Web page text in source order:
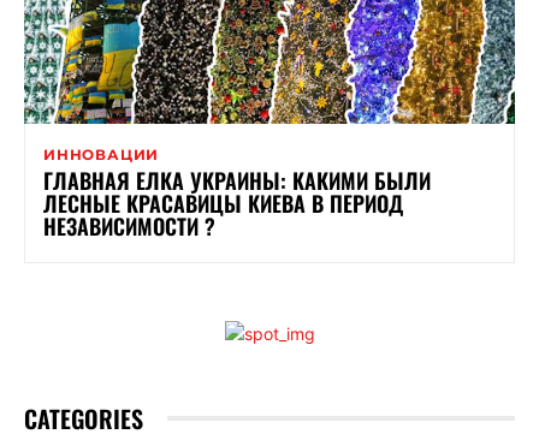
ИННОВАЦИИ
ГЛАВНАЯ ЕЛКА УКРАИНЫ: КАКИМИ БЫЛИ
ЛЕСНЫЕ КРАСАВИЦЫ КИЕВА В ПЕРИОД
НЕЗАВИСИМОСТИ ?
CATEGORIES